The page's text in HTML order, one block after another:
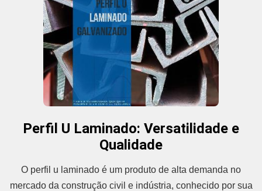
Perfil U Laminado: Versatilidade e
Qualidade
O perfil u laminado é um produto de alta demanda no
mercado da construção civil e indústria, conhecido por sua